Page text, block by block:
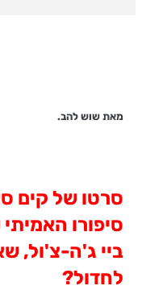
מאת שוש להב.
סרטו של קים
סיפורו
ביי ג'ה-צ'ול,
לחדול?